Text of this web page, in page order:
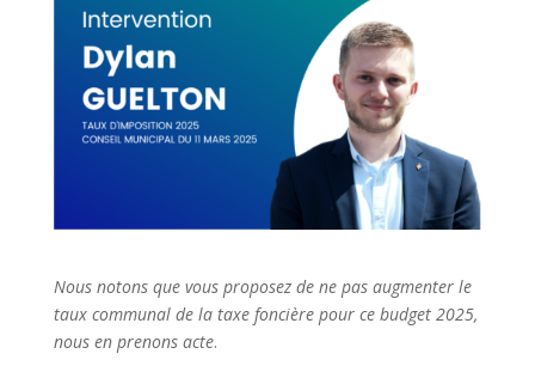
Nous notons que vous proposez de ne pas augmenter le
taux communal de la taxe foncière pour ce budget 2025,
nous en prenons acte.